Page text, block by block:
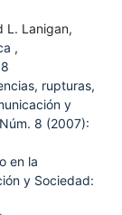
L. Lanigan,
,
rupturas,
y
8 (2007):
en la
y Sociedad: